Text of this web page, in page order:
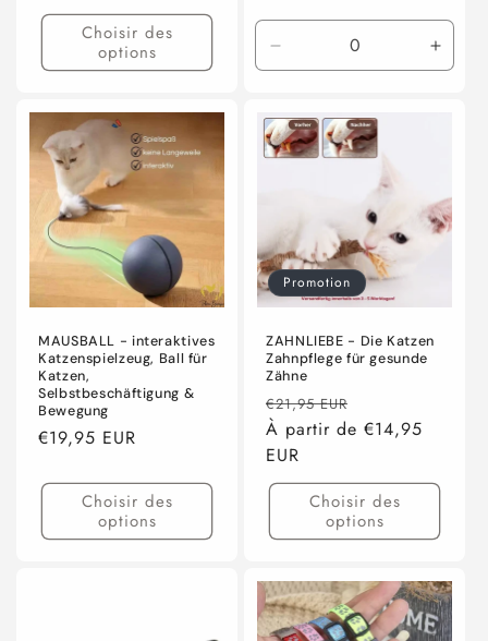
Choisir des
options
la
de
Default
la
MAUSBALL - interaktives
Katzenspielzeug, Ball für
Katzen,
Selbstbeschäftigung &
Bewegung
Prix
€19,95 EUR
Choisir des
options
Promotion
ZAHNLIEBE - Die Katzen
Zahnpflege für gesunde
Zähne
Prix
habituel
€21,95 EUR
promotionnel
À partir de €14,95
EUR
Choisir des
options